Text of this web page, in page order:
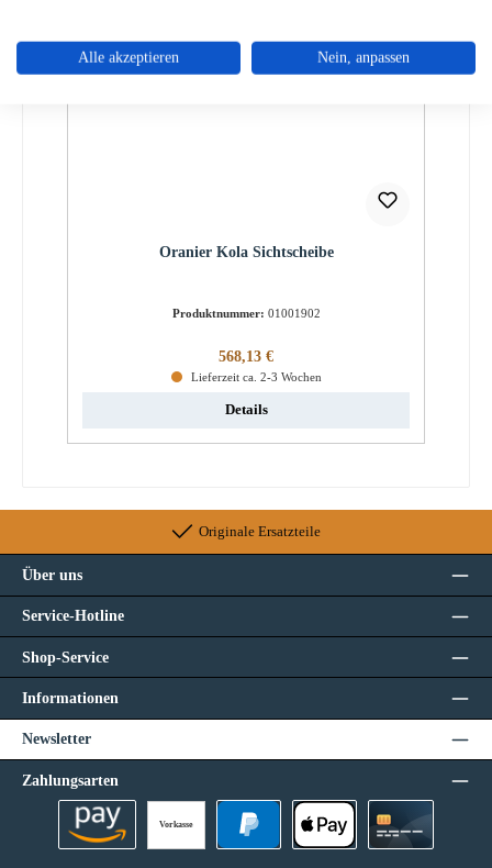
Oranier Kola Sichtscheibe
Produktnummer: 01001902
Regulärer Preis:
568,13 €
Lieferzeit ca. 2-3 Wochen
Details
Originale Ersatzteile
Über uns
Service-Hotline
Shop-Service
Informationen
Newsletter
Zahlungsarten
Vorkasse
Alle akzeptieren Nein, anpassen